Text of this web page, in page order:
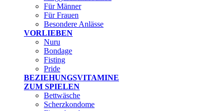
Für Männer
Für Frauen
Besondere Anlässe
VORLIEBEN
Nuru
Bondage
Fisting
Pride
BEZIEHUNGSVITAMINE
ZUM SPIELEN
Bettwäsche
Scherzkondome